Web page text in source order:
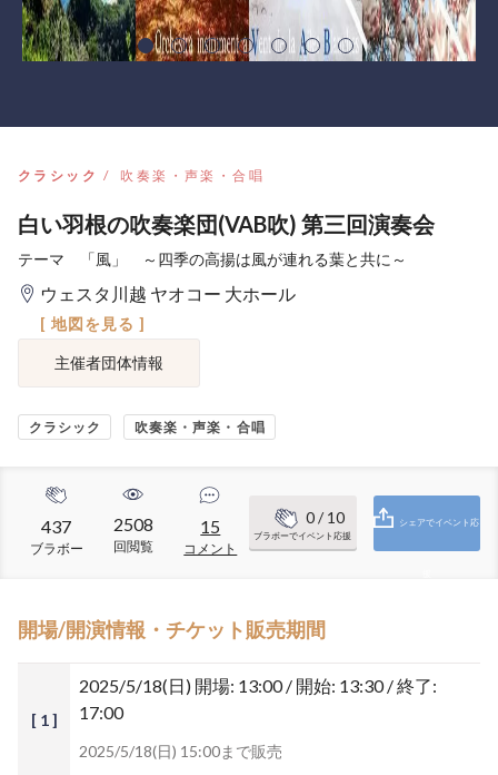
クラシック 吹奏楽・声楽・合唱
白い羽根の吹奏楽団(VAB吹) 第三回演奏会
テーマ 「風」 ～四季の高揚は風が連れる葉と共に～
ウェスタ川越 ヤオコー 大ホール
[ 地図を見る ]
主催者団体情報
クラシック 吹奏楽・声楽・合唱
437
ブラボー
2508
回閲覧
15
コメント
0/ 10
ブラボーでイベント応援
シェアでイベント応
開場/開演情報・チケット販売期間
[ 1 ]
2025/5/18(日) 開場: 13:00 / 開始: 13:30 / 終了:
17:00
2025/5/18(日) 15:00まで販売